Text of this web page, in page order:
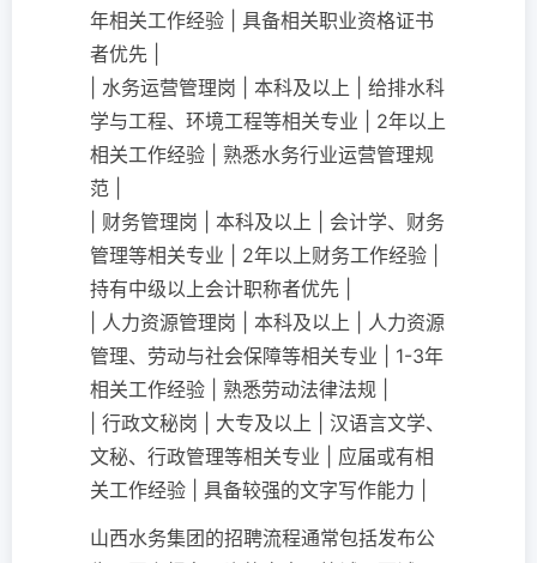
年相关工作经验 | 具备相关职业资格证书
者优先 |
| 水务运营管理岗 | 本科及以上 | 给排水科
学与工程、环境工程等相关专业 | 2年以上
相关工作经验 | 熟悉水务行业运营管理规
范 |
| 财务管理岗 | 本科及以上 | 会计学、财务
管理等相关专业 | 2年以上财务工作经验 |
持有中级以上会计职称者优先 |
| 人力资源管理岗 | 本科及以上 | 人力资源
管理、劳动与社会保障等相关专业 | 1-3年
相关工作经验 | 熟悉劳动法律法规 |
| 行政文秘岗 | 大专及以上 | 汉语言文学、
文秘、行政管理等相关专业 | 应届或有相
关工作经验 | 具备较强的文字写作能力 |
山西水务集团的招聘流程通常包括发布公